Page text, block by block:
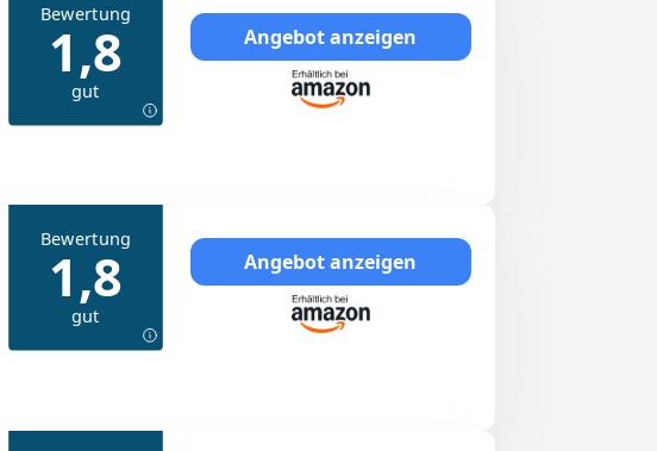
Bewertung
1,8
gut
Angebot anzeigen
Bewertung
1,8
gut
Angebot anzeigen